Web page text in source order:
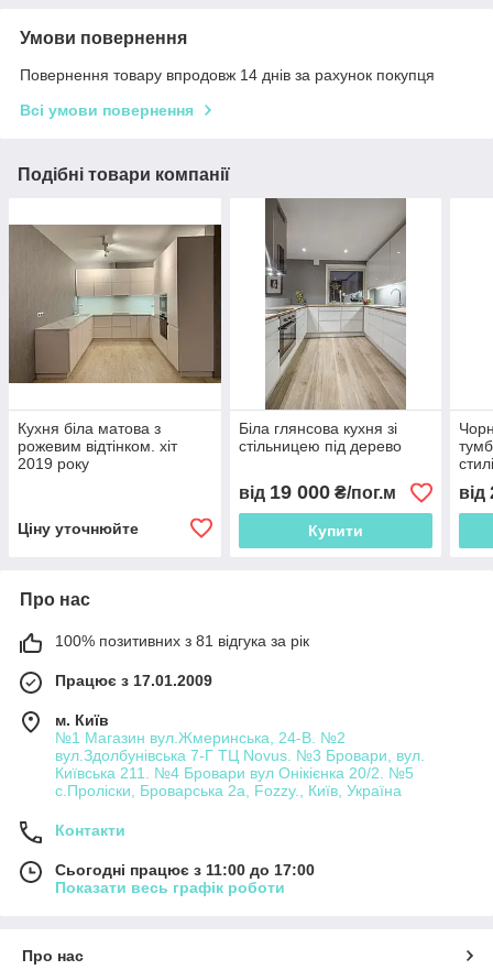
Умови повернення
Повернення товару впродовж 14 днів за рахунок покупця
Всі умови повернення
Подібні товари компанії
Кухня біла матова з
рожевим відтінком. хіт
2019 року
Ціну уточнюйте
Біла глянсова кухня зі
стільницею під дерево
від 19 000₴/пог.м
Купити
від
Про нас
100% позитивних з 81 відгука за рік
Працює з 17.01.2009
м. Київ
№1 Магазин вул.Жмеринська, 24-В. №2
вул.Здолбунівська 7-Г ТЦ Novus. №3 Бровари, вул.
Київська 211. №4 Бровари вул Онікієнка 20/2. №5
с.Проліски, Броварська 2а, Fozzy., Київ, Україна
Контакти
Сьогодні працює з 11:00 до 17:00
Показати весь графік роботи
Про нас